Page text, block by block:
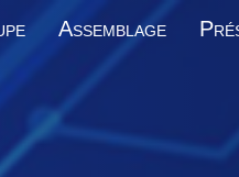
ASSEMBLAGE P